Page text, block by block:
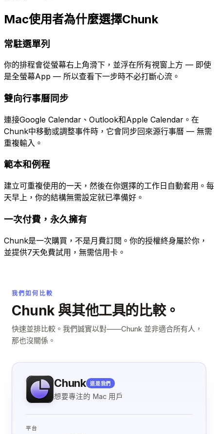
Mac使用者為什麼選擇Chunk
常駐選單列
你的排程會從螢幕右上角滑下，並浮在所有視窗上方 — 即使
是全螢幕App — 所以查看下一步時不必打斷心流。
雙向行事曆同步
連接Google Calendar、Outlook和Apple Calendar。在
Chunk中移動或調整事件時，它會同步回來源行事曆 — 無需
重複輸入。
範本和例程
建立可重複使用的一天，然後在你選擇的工作日自動套用。每
天早上，你的結構無需設定就已準備好。
一次付費，永久擁有
Chunk是一次購買，不是月費訂閱。你的授權終身屬於你，
並提供7天免費試用，無需信用卡。
我們如何比較
Chunk 與其他工具的比較。
快速並排比較。我們誠實以對——Chunk 並非適合所有人，
那也沒關係。
Chunk 這是我們
想要專注的 Mac 用戶
平台